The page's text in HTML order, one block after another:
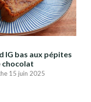
IG bas aux pépites
chocolat
15 juin 2025